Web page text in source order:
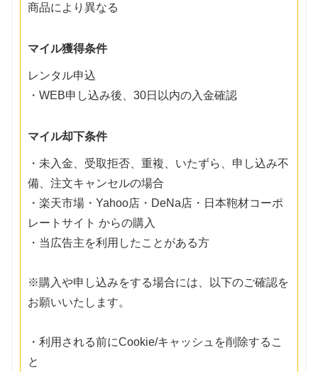
商品により異なる
マイル獲得条件
レンタル申込
・WEB申し込み後、30日以内の入金確認
マイル却下条件
・未入金、受取拒否、重複、いたずら、申し込み不
備、注文キャンセルの場合
・楽天市場・Yahoo店・DeNa店・日本鞄材コーポ
レートサイト からの購入
・当広告主を利用したことがある方
※購入や申し込みをする場合には、以下のご確認を
お願いいたします。
・利用される前にCookie/キャッシュを削除するこ
と